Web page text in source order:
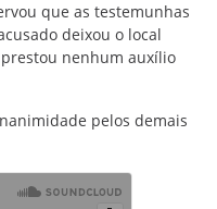
que as testemunhas
deixou o local
nenhum auxílio
pelos demais